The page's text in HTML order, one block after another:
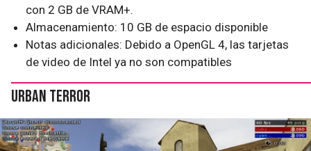
con 2 GB de VRAM+.
Almacenamiento: 10 GB de espacio disponible
Notas adicionales: Debido a OpenGL 4, las tarjetas
de video de Intel ya no son compatibles
Urban Terror